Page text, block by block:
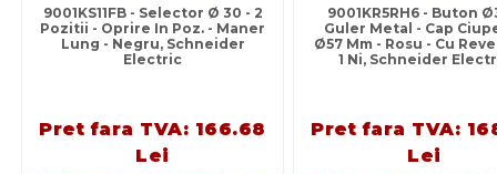
9001KS11FB - Selector Ø 30 - 2
Pozitii - Oprire In Poz. - Maner
Lung - Negru, Schneider
Electric
Pret fara TVA: 166.68
Lei
9001KR5RH6 - Buton
Guler Metal - Cap
Ø57 Mm - Rosu - Cu
1 Ni, Schneider
Pret fara TVA:
Lei